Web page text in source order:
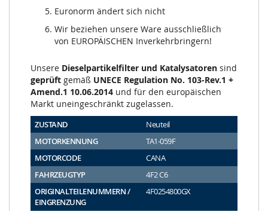
Euronorm ändert sich nicht
Wir beziehen unsere Ware ausschließlich
von EUROPÄISCHEN Inverkehrbringern!
Unsere Dieselpartikelfilter und Katalysatoren sind
geprüft gemäß UNECE Regulation No. 103-Rev.1 +
Amend.1 10.06.2014 und für den europäischen
Markt uneingeschränkt zugelassen.
ZUSTAND
Neuteil
MOTORKENNUNG
TA1-059F
MOTORCODE
CANA
FAHRZEUGTYP
4F2 C6
ORIGINALTEILENUMMERN /
EINGRENZUNG
4F0254800GX